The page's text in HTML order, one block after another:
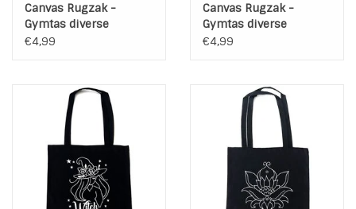
Canvas Rugzak -
Gymtas diverse
modellen
€4,99
Canvas Rugzak -
Gymtas diverse
modellen
€4,99